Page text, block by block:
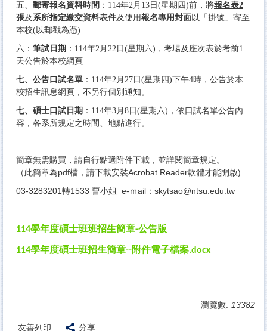
五、 郵寄報名資料時間 ：114年2月13日(星期四)前，將報名表2
張及系所指定繳交資料表件及使用報名專用封面 以「掛號」寄至
本校(以郵戳為憑)
六： 筆試日期 ：114年2月22日(星期六)，考場及座次表於考前1
天公告於本校網頁
七、公告口試名單 ：114年2月27日(星期四)下午4時，公告於本
校招生訊息網頁，不另行個別通知。
七、碩士口試日期 ：114年3月8日(星期六)，依口試名單公告內
容，各系所規定之時間、地點進行。
簡章無需購買，請自行點選附件下載，並詳閱簡章規定。
（此簡章為pdf檔，請下載安裝Acrobat Reader軟體才能開啟)
03-3283201轉1533 曹小姐 e-ｍail： skytsao@ntsu.edu.tw
114學年度碩士班班招生簡章-公告版
114學年度碩士班招生簡章--附件電子檔案.docx
瀏覽數: 13382
友善列印 分享